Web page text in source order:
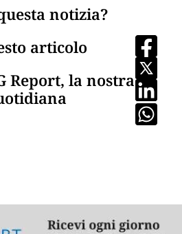
notizia?
articolo
Report, la nostra